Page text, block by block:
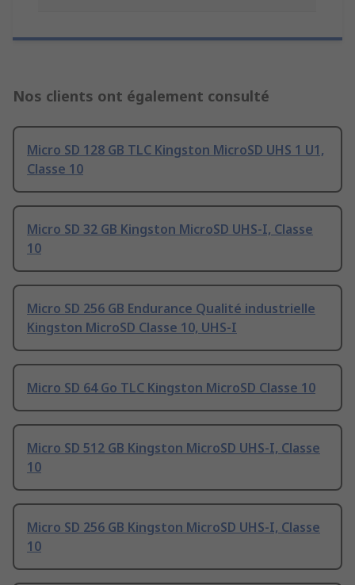
Nos clients ont également consulté
Micro SD 128 GB TLC Kingston MicroSD UHS 1 U1,
Classe 10
Micro SD 32 GB Kingston MicroSD UHS-I, Classe
10
Micro SD 256 GB Endurance Qualité industrielle
Kingston MicroSD Classe 10, UHS-I
Micro SD 64 Go TLC Kingston MicroSD Classe 10
Micro SD 512 GB Kingston MicroSD UHS-I, Classe
10
Micro SD 256 GB Kingston MicroSD UHS-I, Classe
10